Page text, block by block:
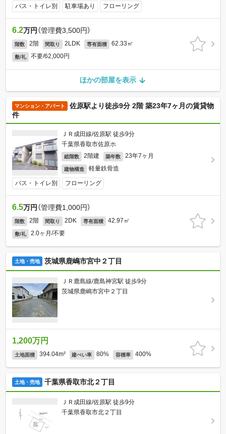
バス・トイレ別 駐車場あり フローリング
6.2万円 （管理費3,500円）
階数 2階 間取り 2LDK 専有面積 62.33㎡
敷/礼 不要/62,000円
ほかの部屋を表示
マンション・アパート
佐原駅より徒歩9分 2階 築23年7ヶ月の賃貸物
件
ＪＲ成田線/佐原駅 徒歩9分
千葉県香取市佐原ホ
総階数 2階建 築年数 23年7ヶ月
建物構造 軽量鉄骨造
バス・トイレ別 フローリング
6.5万円 （管理費1,000円）
階数 2階 間取り 2DK 専有面積 42.97㎡
敷/礼 2.0ヶ月/不要
土地・売地 茨城県鹿嶋市宮中２丁目
ＪＲ鹿島線/鹿島神宮駅 徒歩9分
茨城県鹿嶋市宮中２丁目
1,200万円
土地面積 394.04m² 建ぺい率 80% 容積率 400%
土地・売地 千葉県香取市北２丁目
ＪＲ成田線/佐原駅 徒歩9分
千葉県香取市北２丁目